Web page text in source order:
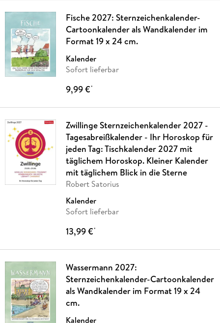
Fische 2027: Sternzeichenkalender-
Cartoonkalender als Wandkalender im
Format 19 x 24 cm.
Kalender
Sofort lieferbar
9,99 €*
Zwillinge Sternzeichenkalender 2027 -
Tagesabreißkalender - Ihr Horoskop für
jeden Tag: Tischkalender 2027 mit
täglichem Horoskop. Kleiner Kalender
mit täglichem Blick in die Sterne
Robert Satorius
Kalender
Sofort lieferbar
13,99 €*
Wassermann 2027:
Sternzeichenkalender-Cartoonkalender
als Wandkalender im Format 19 x 24
cm.
Kalender